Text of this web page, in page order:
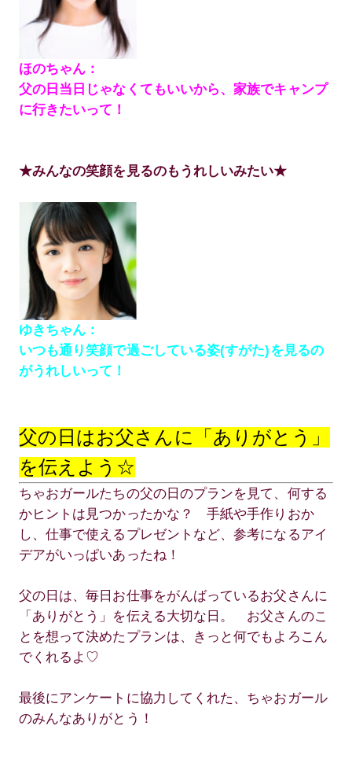
ほのちゃん：
父の日当日じゃなくてもいいから、家族でキャンプ
に行きたいって！
★みんなの笑顔を見るのもうれしいみたい★
ゆきちゃん：
いつも通り笑顔で過ごしている姿(すがた)を見るの
がうれしいって！
父の日はお父さんに「ありがとう」
を伝えよう☆
ちゃおガールたちの父の日のプランを見て、何する
かヒントは見つかったかな？ 手紙や手作りおか
し、仕事で使えるプレゼントなど、参考になるアイ
デアがいっぱいあったね！
父の日は、毎日お仕事をがんばっているお父さんに
「ありがとう」を伝える大切な日。 お父さんのこ
とを想って決めたプランは、きっと何でもよろこん
でくれるよ♡
最後にアンケートに協力してくれた、ちゃおガール
のみんなありがとう！